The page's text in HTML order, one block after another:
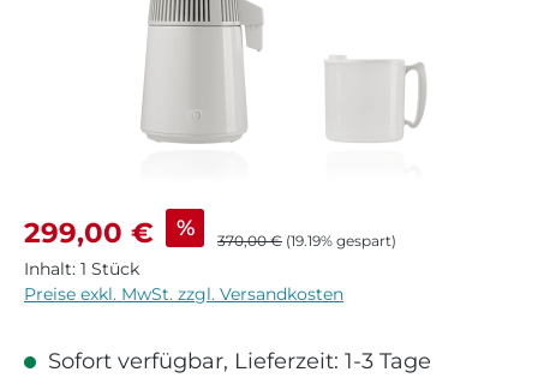
Verkaufspreis:
299,00 € % Regulärer Preis:
370,00 € (19.19% gespart)
Inhalt: 1 Stück
Preise exkl. MwSt. zzgl. Versandkosten
Sofort verfügbar, Lieferzeit: 1-3 Tage